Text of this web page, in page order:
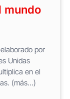
mundo
por
Unidas
en el
(más…)